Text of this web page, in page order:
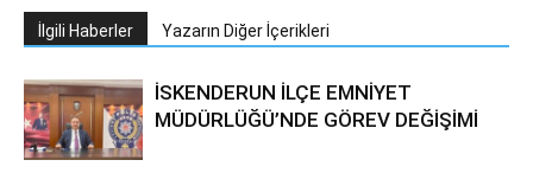
İlgili Haberler Yazarın Diğer İçerikleri
İSKENDERUN İLÇE EMNİYET
MÜDÜRLÜĞÜ’NDE GÖREV DEĞİŞİMİ